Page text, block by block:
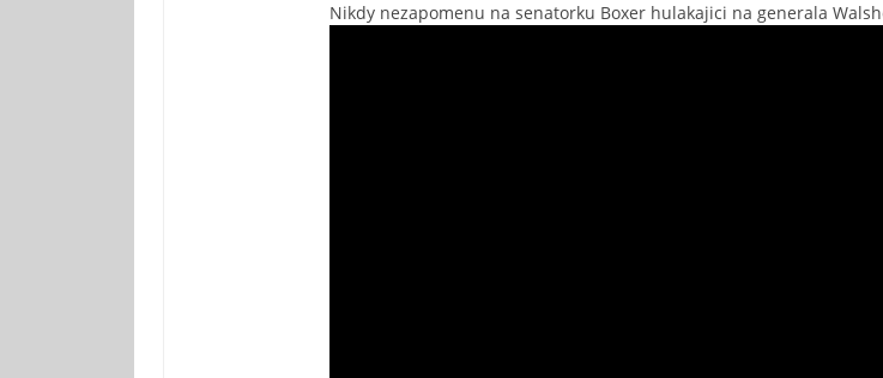
Nikdy nezapomenu na senatorku Boxer hulakajici na generala